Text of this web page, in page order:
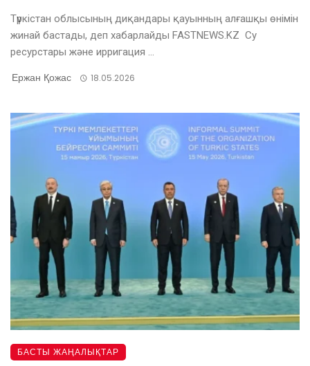
Түркістан облысының диқандары қауынның алғашқы өнімін
жинай бастады, деп хабарлайды FASTNEWS.KZ Су
ресурстары және ирригация ...
Ержан Қожас 18.05.2026
БАСТЫ ЖАҢАЛЫҚТАР